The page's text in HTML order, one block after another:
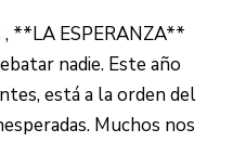
**LA ESPERANZA**
nadie. Este año
está a la orden del
Muchos nos